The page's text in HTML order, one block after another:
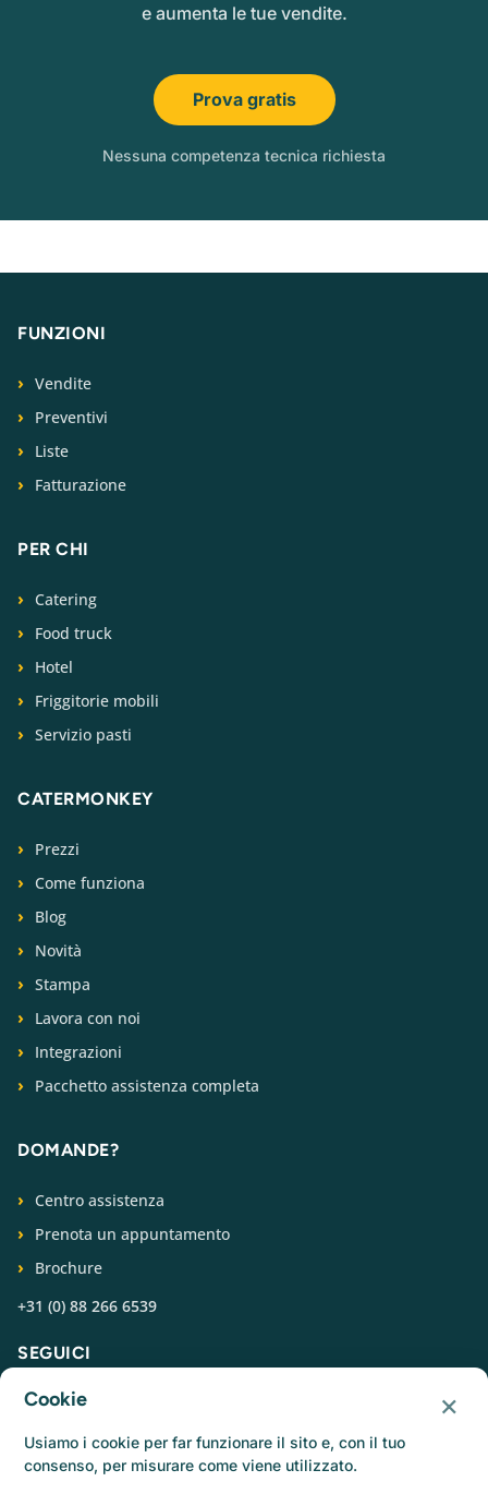
e aumenta le tue vendite.
Prova gratis
Nessuna competenza tecnica richiesta
FUNZIONI
Vendite
Preventivi
Liste
Fatturazione
PER CHI
Catering
Food truck
Hotel
Friggitorie mobili
Servizio pasti
CATERMONKEY
Prezzi
Come funziona
Blog
Novità
Stampa
Lavora con noi
Integrazioni
Pacchetto assistenza completa
DOMANDE?
Centro assistenza
Prenota un appuntamento
Brochure
+31 (0) 88 266 6539
SEGUICI
Cookie ×
Usiamo i cookie per far funzionare il sito e, con il tuo
consenso, per misurare come viene utilizzato.